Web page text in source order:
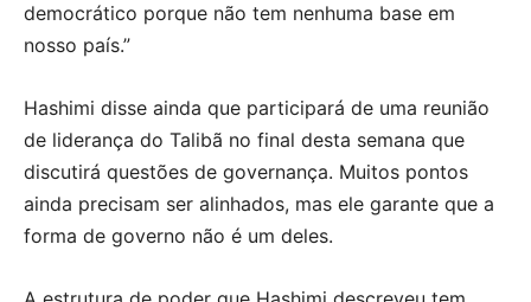
democrático porque não tem nenhuma base em
nosso país.”
Hashimi disse ainda que participará de uma reunião
de liderança do Talibã no final desta semana que
discutirá questões de governança. Muitos pontos
ainda precisam ser alinhados, mas ele garante que a
forma de governo não é um deles.